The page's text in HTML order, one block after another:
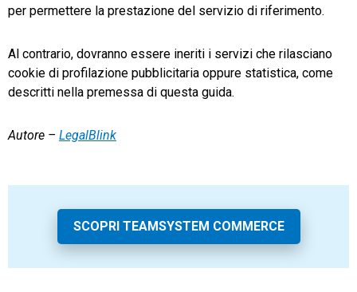
per permettere la prestazione del servizio di riferimento.
Al contrario, dovranno essere ineriti i servizi che rilasciano
cookie di profilazione pubblicitaria oppure statistica, come
descritti nella premessa di questa guida.
Autore – LegalBlink
SCOPRI TEAMSYSTEM COMMERCE